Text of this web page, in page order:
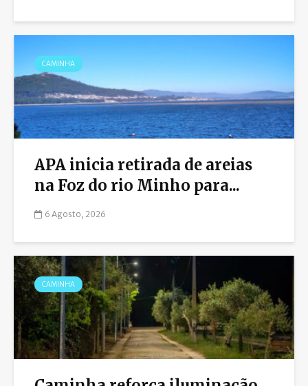
CAMINHA
APA inicia retirada de areias
na Foz do rio Minho para...
6 Agosto, 2026
CAMINHA